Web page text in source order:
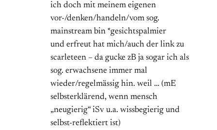
ich doch mit meinem eigenen
vor-/denken/handeln/vom sog.
mainstream bin *gesichtspalmier
und erfreut hat mich/auch der link zu
scarleteen – da gucke zB ja sogar ich als
sog. erwachsene immer mal
wieder/regelmässig hin. weil … (mE
selbsterklärend, wenn mensch
„neugierig“ iSv u.a. wissbegierig und
selbst-reflektiert ist)